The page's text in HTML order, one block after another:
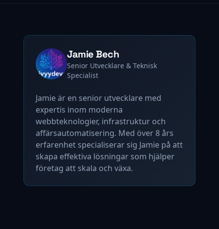
Jamie Bech
Senior Utvecklare & Teknisk
Specialist
Jamie är en senior utvecklare med
expertis inom moderna
webbteknologier, infrastruktur och
affärsautomatisering. Med över 8 års
erfarenhet specialiserar sig Jamie på att
skapa effektiva lösningar som hjälper
företag att skala och växa.